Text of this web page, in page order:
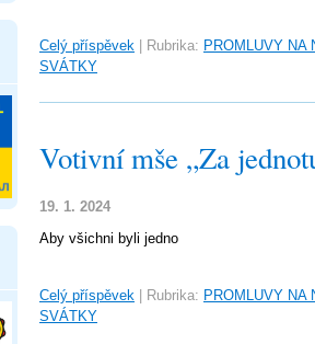
Celý příspěvek Rubrika: PROMLUVY NA
SVÁTKY
Votivní mše „Za
19. 1. 2024
Aby všichni byli jedno
Celý příspěvek Rubrika: PROMLUVY NA
SVÁTKY